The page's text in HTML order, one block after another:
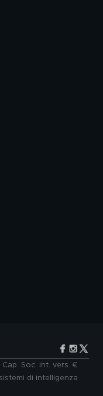
Soc. int. vers. €
di intelligenza